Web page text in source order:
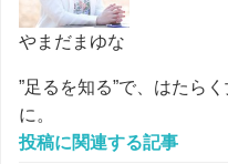
やまだまゆな
”足るを知る”で、はたら
に。
投稿に関連する記事